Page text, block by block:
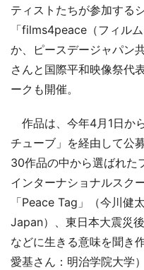
ティストたちが参加する
「films4peace（フィル
か、ピースデージャパン
さんと国際平和映像祭代
ークも開催。
作品は、今年4月1日か
チューブ」を経由して公
30作品の中から選ばれた
インターナショナルスク
「Peace Tag」（今川
Japan）、東日本大震災
などに生きる意味を聞き
愛基さん：明治学院大学